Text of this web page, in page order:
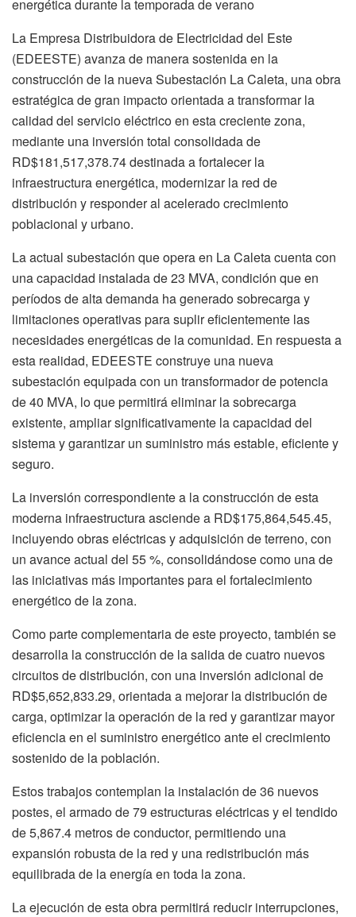
energética durante la temporada de verano
La Empresa Distribuidora de Electricidad del Este
(EDEESTE) avanza de manera sostenida en la
construcción de la nueva Subestación La Caleta, una obra
estratégica de gran impacto orientada a transformar la
calidad del servicio eléctrico en esta creciente zona,
mediante una inversión total consolidada de
RD$181,517,378.74 destinada a fortalecer la
infraestructura energética, modernizar la red de
distribución y responder al acelerado crecimiento
poblacional y urbano.
La actual subestación que opera en La Caleta cuenta con
una capacidad instalada de 23 MVA, condición que en
períodos de alta demanda ha generado sobrecarga y
limitaciones operativas para suplir eficientemente las
necesidades energéticas de la comunidad. En respuesta a
esta realidad, EDEESTE construye una nueva
subestación equipada con un transformador de potencia
de 40 MVA, lo que permitirá eliminar la sobrecarga
existente, ampliar significativamente la capacidad del
sistema y garantizar un suministro más estable, eficiente y
seguro.
La inversión correspondiente a la construcción de esta
moderna infraestructura asciende a RD$175,864,545.45,
incluyendo obras eléctricas y adquisición de terreno, con
un avance actual del 55 %, consolidándose como una de
las iniciativas más importantes para el fortalecimiento
energético de la zona.
Como parte complementaria de este proyecto, también se
desarrolla la construcción de la salida de cuatro nuevos
circuitos de distribución, con una inversión adicional de
RD$5,652,833.29, orientada a mejorar la distribución de
carga, optimizar la operación de la red y garantizar mayor
eficiencia en el suministro energético ante el crecimiento
sostenido de la población.
Estos trabajos contemplan la instalación de 36 nuevos
postes, el armado de 79 estructuras eléctricas y el tendido
de 5,867.4 metros de conductor, permitiendo una
expansión robusta de la red y una redistribución más
equilibrada de la energía en toda la zona.
La ejecución de esta obra permitirá reducir interrupciones,